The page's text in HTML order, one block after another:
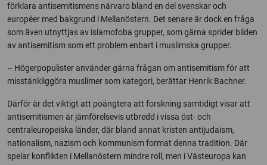
förklara antisemitismens närvaro bland en del svenskar och
européer med bakgrund i Mellanöstern. Det senare är dock en fråga
som även utnyttjas av islamofoba grupper, som gärna sprider bilden
av antisemitism som ett problem enbart i muslimska grupper.
– Högerpopulister använder gärna frågan om antisemitism för att
misstänkliggöra muslimer som kategori, berättar Henrik Bachner.
Därför är det viktigt att poängtera att forskning samtidigt visar att
antisemitismen är jämförelsevis utbredd i vissa öst- och
centraleuropeiska länder, där bland annat kristen antijudaism,
nationalism, nazism och kommunism format denna tradition. Där
spelar konflikten i Mellanöstern mindre roll, men i Västeuropa kan